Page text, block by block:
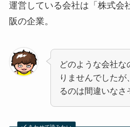
運営している会社は「株式会
阪の企業。
どのような会社な
りませんでしたが
るのは間違いなさ